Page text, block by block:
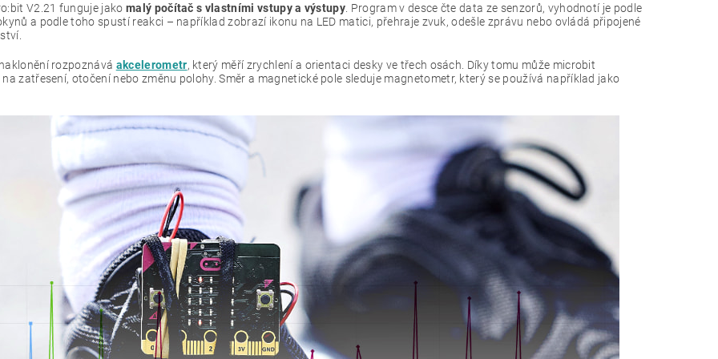
V2.21 funguje jako malý počítač s vlastními vstupy a výstupy . Program v desce čte data ze senzorů, vyhodnotí je podle
a podle toho spustí reakci – například zobrazí ikonu na LED matici, přehraje zvuk, odešle zprávu nebo ovládá připojené
rozpoznává akcelerometr, který měří zrychlení a orientaci desky ve třech osách. Díky tomu může microbit
zatřesení, otočení nebo změnu polohy. Směr a magnetické pole sleduje magnetometr, který se používá například jako